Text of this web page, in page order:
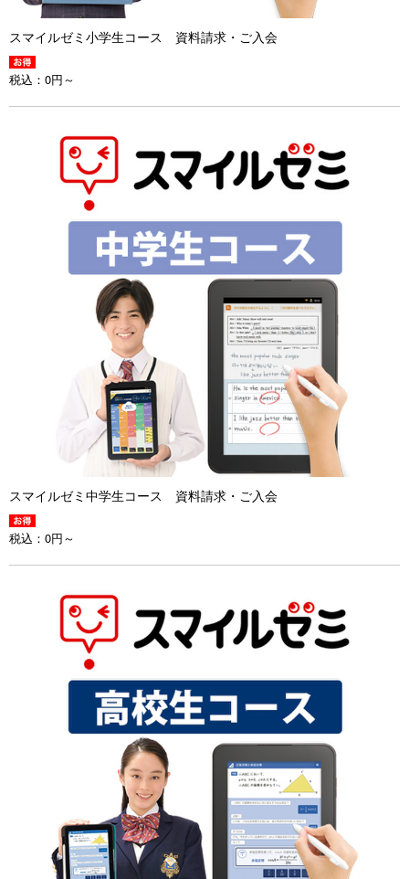
スマイルゼミ小学生コース 資料請求・ご入会
税込： 0円～
スマイルゼミ中学生コース 資料請求・ご入会
税込： 0円～